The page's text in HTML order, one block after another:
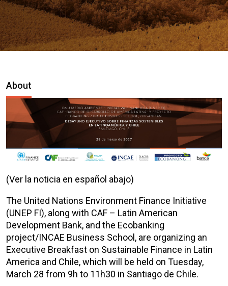
About
(Ver la noticia en español abajo)
The United Nations Environment Finance Initiative
(UNEP FI), along with CAF – Latin American
Development Bank, and the Ecobanking
project/INCAE Business School, are organizing an
Executive Breakfast on Sustainable Finance in Latin
America and Chile, which will be held on Tuesday,
March 28 from 9h to 11h30 in Santiago de Chile.